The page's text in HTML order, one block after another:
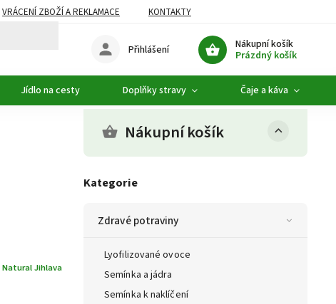
VRÁCENÍ ZBOŽÍ A REKLAMACE
KONTAKTY
Nákupní košík
Prázdný košík
Přihlášení
Jídlo na cesty Doplňky stravy Čaje a káva
Nákupní košík
Kategorie
Zdravé potraviny
Lyofilizované ovoce
Semínka a jádra
Semínka k naklíčení
Natural Jihlava